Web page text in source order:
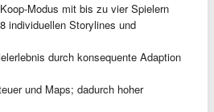
Modus mit bis zu vier Spielern
individuellen Storylines und
durch konsequente Adaption
und Maps; dadurch hoher